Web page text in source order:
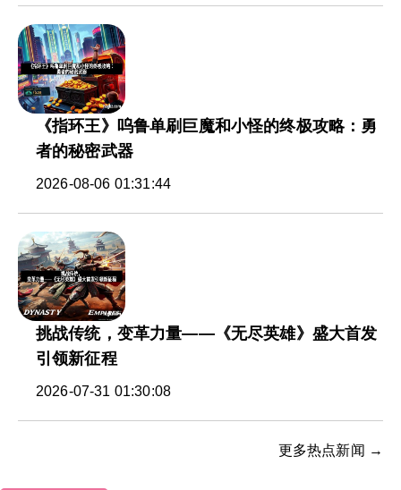
《指环王》呜鲁单刷巨魔和小怪的终极攻略：勇
者的秘密武器
2026-08-06 01:31:44
挑战传统，变革力量——《无尽英雄》盛大首发
引领新征程
2026-07-31 01:30:08
更多热点新闻 →